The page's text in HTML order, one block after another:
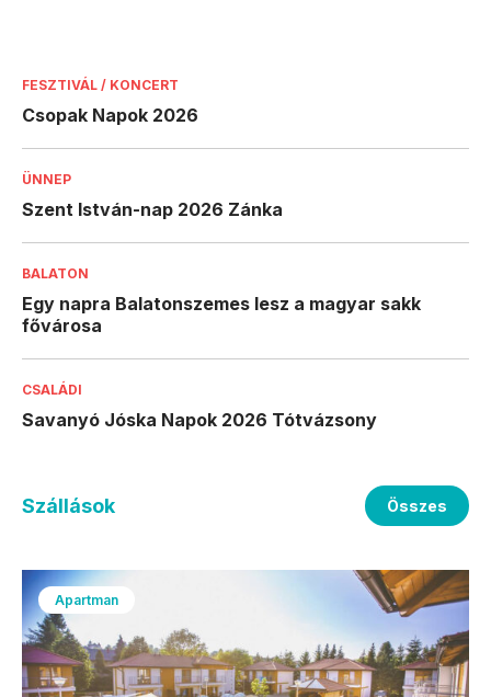
FESZTIVÁL / KONCERT
Csopak Napok 2026
ÜNNEP
Szent István-nap 2026 Zánka
BALATON
Egy napra Balatonszemes lesz a magyar sakk
fővárosa
CSALÁDI
Savanyó Jóska Napok 2026 Tótvázsony
Szállások Összes
Apartman